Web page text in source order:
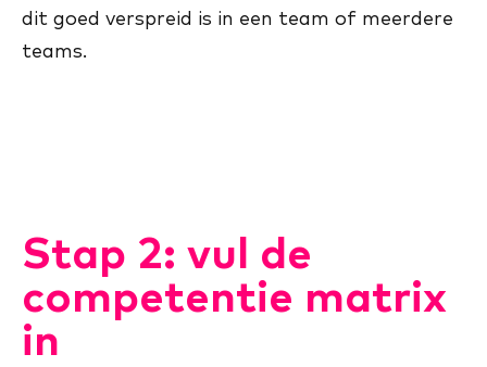
dit goed verspreid is in een team of meerdere
teams.
Stap 2: vul de
competentie matrix
in